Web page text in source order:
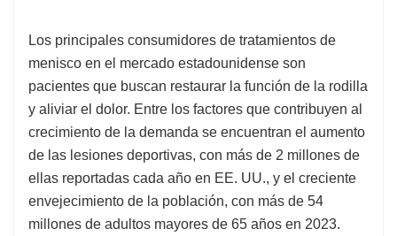
Los principales consumidores de tratamientos de
menisco en el mercado estadounidense son
pacientes que buscan restaurar la función de la rodilla
y aliviar el dolor. Entre los factores que contribuyen al
crecimiento de la demanda se encuentran el aumento
de las lesiones deportivas, con más de 2 millones de
ellas reportadas cada año en EE. UU., y el creciente
envejecimiento de la población, con más de 54
millones de adultos mayores de 65 años en 2023.